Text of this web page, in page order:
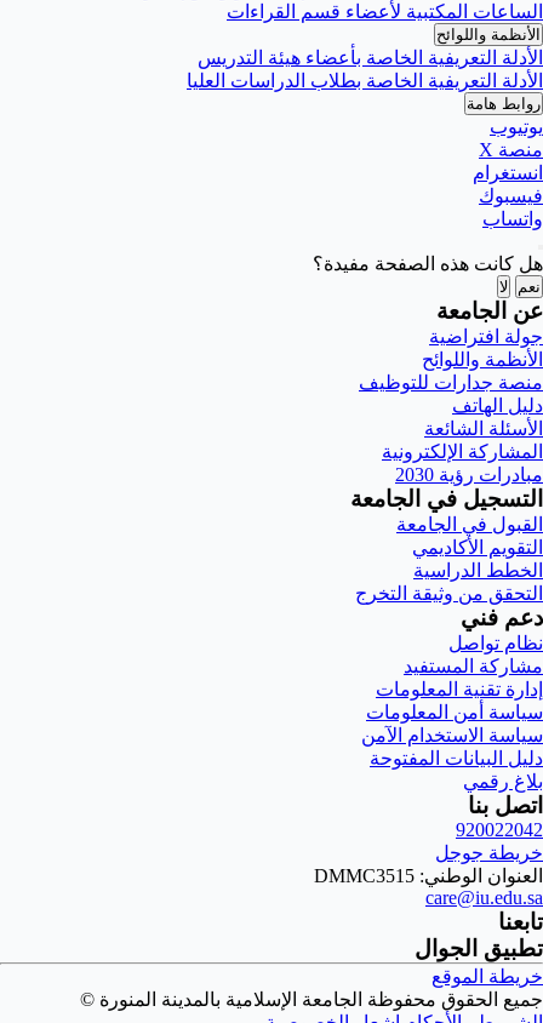
الساعات المكتبية لأعضاء قسم القراءات
الأنظمة واللوائح
الأدلة التعريفية الخاصة بأعضاء هيئة التدريس
الأدلة التعريفية الخاصة بطلاب الدراسات العليا
روابط هامة
يوتيوب
منصة X
انستغرام
فيسبوك
واتساب
هل كانت هذه الصفحة مفيدة؟
نعم لا
عن الجامعة
جولة افتراضية
الأنظمة واللوائح
منصة جدارات للتوظيف
دليل الهاتف
الأسئلة الشائعة
المشاركة الإلكترونية
مبادرات رؤية 2030
التسجيل في الجامعة
القبول في الجامعة
التقويم الأكاديمي
الخطط الدراسية
التحقق من وثيقة التخرج
دعم فني
نظام تواصل
مشاركة المستفيد
إدارة تقنية المعلومات
سياسة أمن المعلومات
سياسة الاستخدام الآمن
دليل البيانات المفتوحة
بلاغ رقمي
اتصل بنا
920022042
خريطة جوجل
العنوان الوطني: DMMC3515
care@iu.edu.sa
تابعنا
تطبيق الجوال
خريطة الموقع
جميع الحقوق محفوظة الجامعة الإسلامية بالمدينة المنورة ©